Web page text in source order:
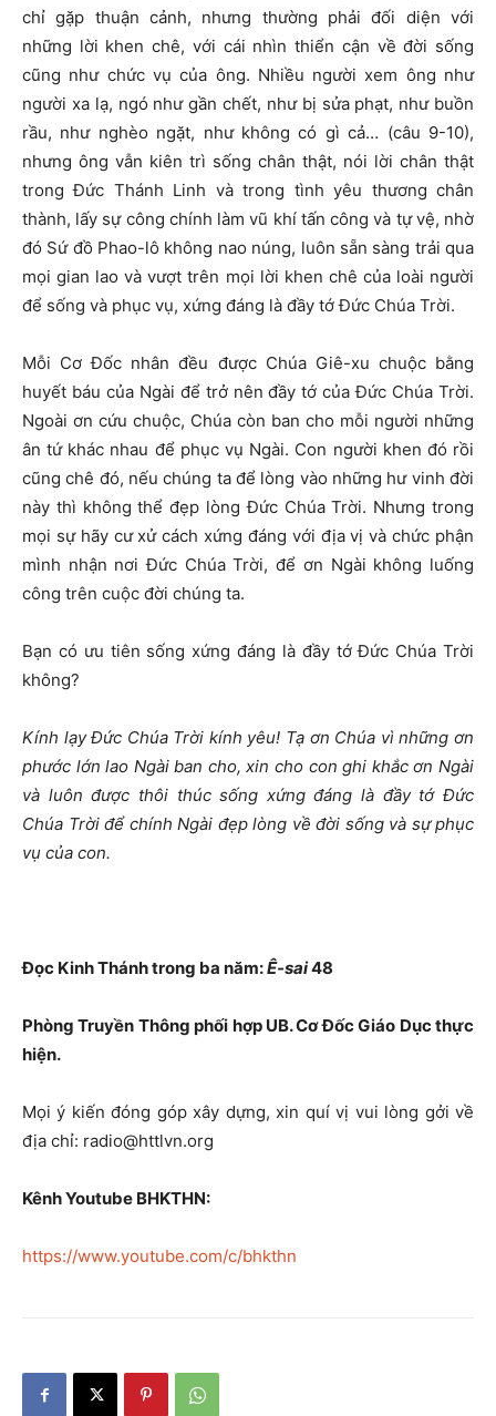
chỉ gặp thuận cảnh, nhưng thường phải đối diện với
những lời khen chê, với cái nhìn thiển cận về đời sống
cũng như chức vụ của ông. Nhiều người xem ông như
người xa lạ, ngó như gần chết, như bị sửa phạt, như buồn
rầu, như nghèo ngặt, như không có gì cả… (câu 9-10),
nhưng ông vẫn kiên trì sống chân thật, nói lời chân thật
trong Đức Thánh Linh và trong tình yêu thương chân
thành, lấy sự công chính làm vũ khí tấn công và tự vệ, nhờ
đó Sứ đồ Phao-lô không nao núng, luôn sẵn sàng trải qua
mọi gian lao và vượt trên mọi lời khen chê của loài người
để sống và phục vụ, xứng đáng là đầy tớ Đức Chúa Trời.
Mỗi Cơ Đốc nhân đều được Chúa Giê-xu chuộc bằng
huyết báu của Ngài để trở nên đầy tớ của Đức Chúa Trời.
Ngoài ơn cứu chuộc, Chúa còn ban cho mỗi người những
ân tứ khác nhau để phục vụ Ngài. Con người khen đó rồi
cũng chê đó, nếu chúng ta để lòng vào những hư vinh đời
này thì không thể đẹp lòng Đức Chúa Trời. Nhưng trong
mọi sự hãy cư xử cách xứng đáng với địa vị và chức phận
mình nhận nơi Đức Chúa Trời, để ơn Ngài không luống
công trên cuộc đời chúng ta.
Bạn có ưu tiên sống xứng đáng là đầy tớ Đức Chúa Trời
không?
Kính lạy Đức Chúa Trời kính yêu! Tạ ơn Chúa vì những ơn
phước lớn lao Ngài ban cho, xin cho con ghi khắc ơn Ngài
và luôn được thôi thúc sống xứng đáng là đầy tớ Đức
Chúa Trời để chính Ngài đẹp lòng về đời sống và sự phục
vụ của con.
Đọc Kinh Thánh trong ba năm:Ê-sai48
Phòng Truyền Thông phối hợp UB. Cơ Đốc Giáo Dục thực
hiện.
Mọi ý kiến đóng góp xây dựng, xin quí vị vui lòng gởi về
địa chỉ: radio@httlvn.org
Kênh Youtube BHKTHN:
https://www.youtube.com/c/bhkthn